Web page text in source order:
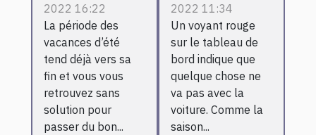
moments de
l’été ?
2022 16:22
La période des
vacances d’été
tend déjà vers sa
fin et vous vous
retrouvez sans
solution pour
passer du bon...
batterie
s'allume ?
2022 11:34
Un voyant rouge
sur le tableau de
bord indique que
quelque chose ne
va pas avec la
voiture. Comme la
saison...